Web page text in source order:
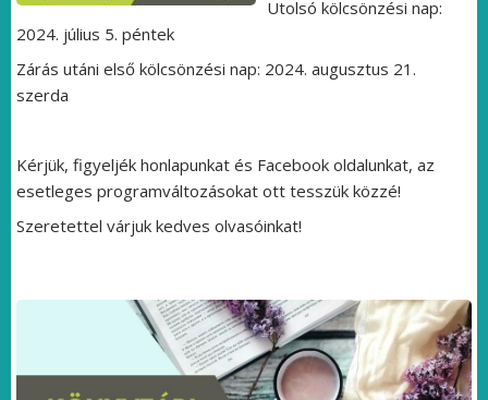
Utolsó kölcsönzési nap:
2024. július 5. péntek
Zárás utáni első kölcsönzési nap: 2024. augusztus 21.
szerda
Kérjük, figyeljék honlapunkat és Facebook oldalunkat, az
esetleges programváltozásokat ott tesszük közzé!
Szeretettel várjuk kedves olvasóinkat!